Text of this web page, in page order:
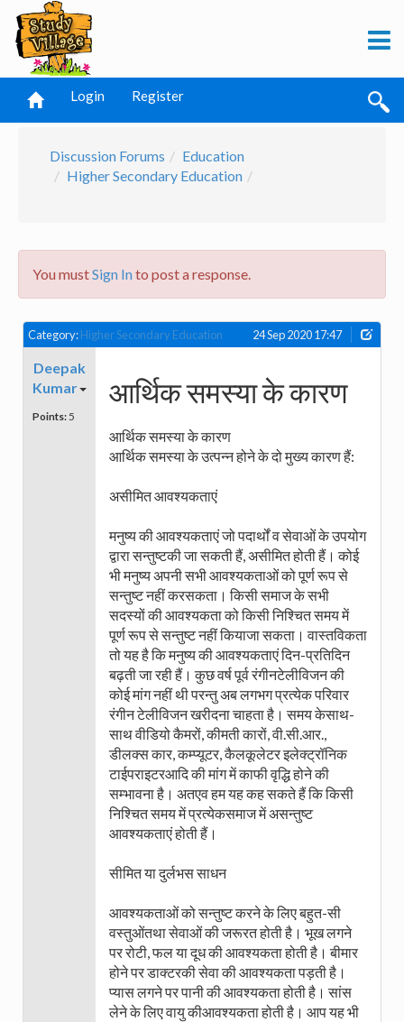
Login Register
Discussion Forums
Education
Higher Secondary Education
You mustSign Into post a response.
Category:Higher Secondary Education 24 Sep 2020 17:47
Deepak
Kumar
Points: 5
आर्थिक समस्या के कारण
आर्थिक समस्या के कारण
आर्थिक समस्या के उत्पन्न होने के दो मुख्य कारण हैं:
असीमित आवश्यकताएं
मनुष्य की आवश्यकताएं जो पदार्थों व सेवाओं के उपयोग
द्वारा सन्तुष्टकी जा सकती हैं, असीमित होती हैं। कोई
भी मनुष्य अपनी सभी आवश्यकताओं को पूर्ण रूप से
सन्तुष्ट नहीं करसकता। किसी समाज के सभी
सदस्यों की आवश्यकता को किसी निश्चित समय में
पूर्ण रूप से सन्तुष्ट नहीं कियाजा सकता। वास्तविकता
तो यह है कि मनुष्य की आवश्यकताएं दिन-प्रतिदिन
बढ़ती जा रही हैं। कुछ वर्ष पूर्व रंगीनटेलीविजन की
कोई मांग नहीं थी परन्तु अब लगभग प्रत्येक परिवार
रंगीन टेलीविजन खरीदना चाहता है। समय केसाथ-
साथ वीडियो कैमरों, कीमती कारों, वी.सी.आर.,
डीलक्स कार, कम्प्यूटर, कैलकूलेटर इलेक्ट्रॉनिक
टाईपराइटरआदि की मांग में काफी वृद्धि होने की
सम्भावना है। अतएव हम यह कह सकते हैं कि किसी
निश्चित समय में प्रत्येकसमाज में असन्तुष्ट
आवश्यकताएं होती हैं।
सीमित या दुर्लभस साधन
आवश्यकताओं को सन्तुष्ट करने के लिए बहुत-सी
वस्तुओंतथा सेवाओं की जरूरत होती है। भूख लगने
पर रोटी, फल या दूध की आवश्यकता होती है। बीमार
होने पर डाक्टरकी सेवा की आवश्यकता पड़ती है।
प्यास लगने पर पानी की आवश्यकता होती है। सांस
लेने के लिए वायु कीआवश्यकता होती है। आप यह भी